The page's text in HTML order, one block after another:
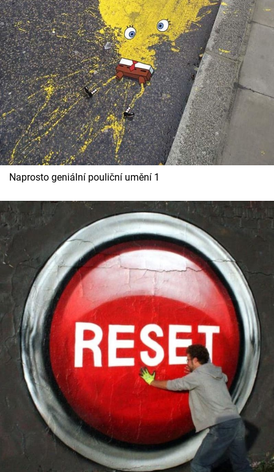
Cool Esport
Pořady
TV Program
Sledujte prima+
Přihlášení
Sledujte nás
Naprosto geniální pouliční umění 1